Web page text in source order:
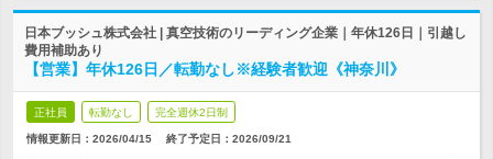
日本ブッシュ株式会社 | 真空技術のリーディング企業｜年休126日｜引越し
費用補助あり
【営業】年休126日／転勤なし※経験者歓迎《神奈川》
正社員 転勤なし 完全週休2日制
情報更新日：2026/04/15 終了予定日： 2026/09/21